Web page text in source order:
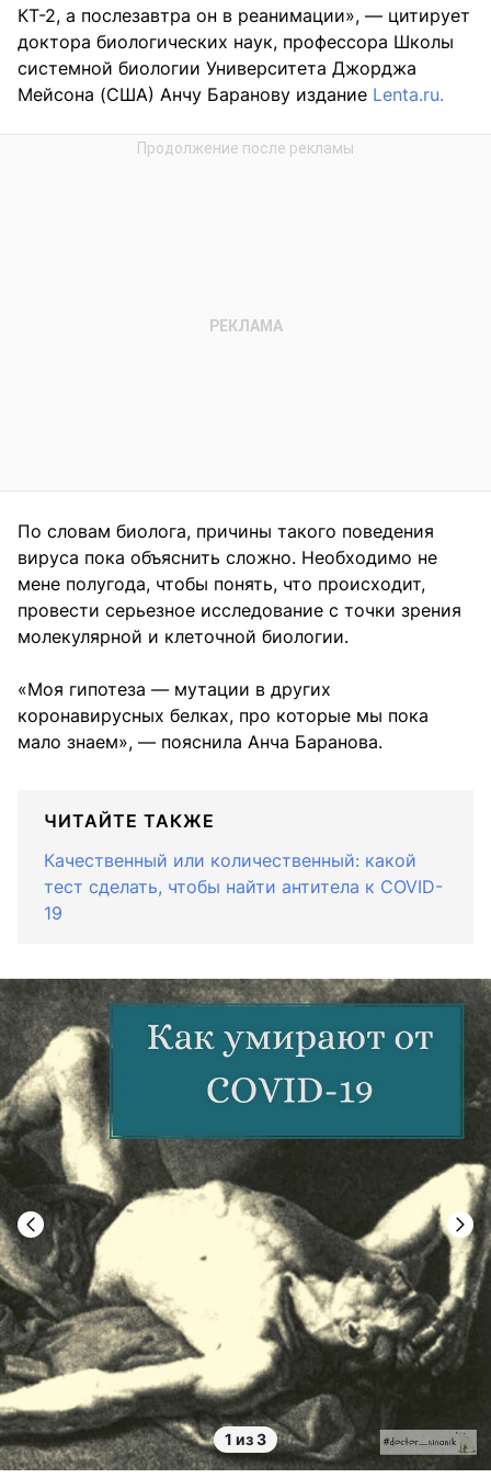
КТ-2, а послезавтра он в реанимации», — цитирует
доктора биологических наук, профессора Школы
системной биологии Университета Джорджа
Мейсона (США) Анчу Баранову издание Lenta.ru.
По словам биолога, причины такого поведения
вируса пока объяснить сложно. Необходимо не
мене полугода, чтобы понять, что происходит,
провести серьезное исследование с точки зрения
молекулярной и клеточной биологии.
«Моя гипотеза — мутации в других
коронавирусных белках, про которые мы пока
мало знаем», — пояснила Анча Баранова.
ЧИТАЙТЕ ТАКЖЕ
Качественный или количественный: какой
тест сделать, чтобы найти антитела к COVID-
19
1 из 3